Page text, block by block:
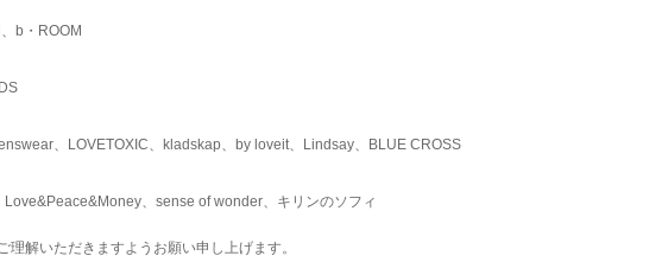
b・ROOM
、LOVETOXIC、kladskap、by loveit、Lindsay、BLUE CROSS
、sense of wonder、キリンのソフィ
解いただきますようお願い申し上げます。